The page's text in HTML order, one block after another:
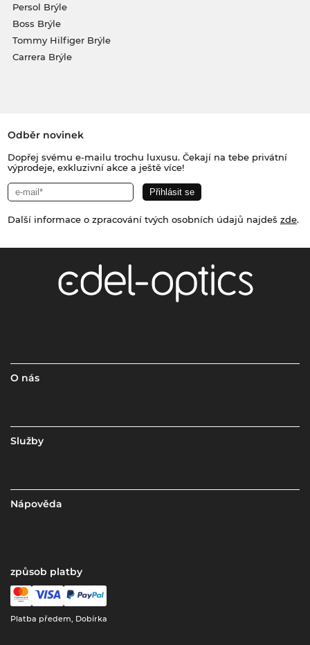
Persol Brýle
Boss Brýle
Tommy Hilfiger Brýle
Carrera Brýle
Odběr novinek
Dopřej svému e-mailu trochu luxusu. Čekají na tebe privátní
výprodeje, exkluzivní akce a ještě více!
Další informace o zpracování tvých osobních údajů najdeš zde.
O nás
Služby
Nápověda
způsob platby
Platba předem, Dobírka